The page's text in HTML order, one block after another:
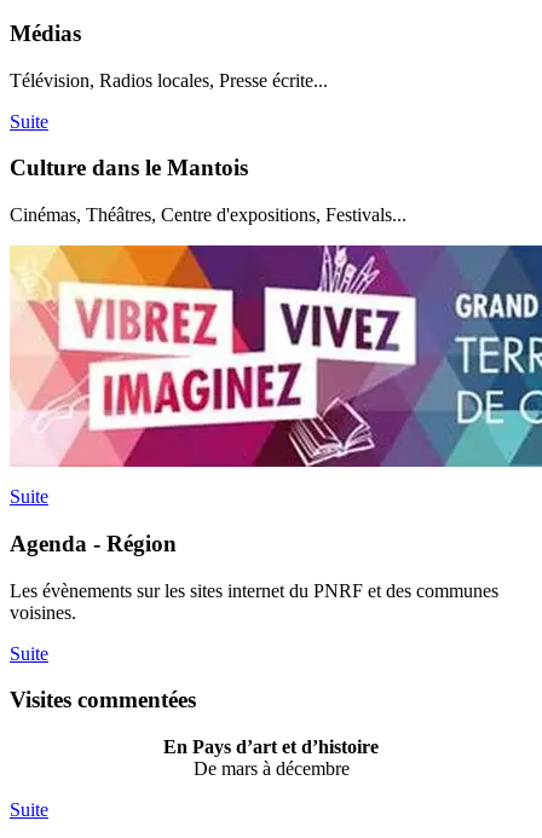
Médias
Télévision, Radios locales, Presse écrite...
Suite
Culture dans le Mantois
Cinémas, Théâtres, Centre d'expositions, Festivals...
Suite
Agenda - Région
Les évènements sur les sites internet du PNRF et des communes
voisines.
Suite
Visites commentées
En Pays d’art et d’histoire
De mars à décembre
Suite